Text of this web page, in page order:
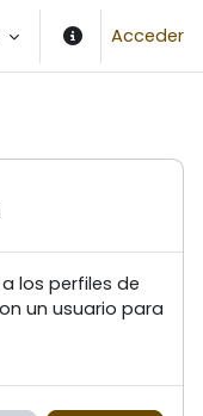
Acceder
los perfiles de
un usuario para